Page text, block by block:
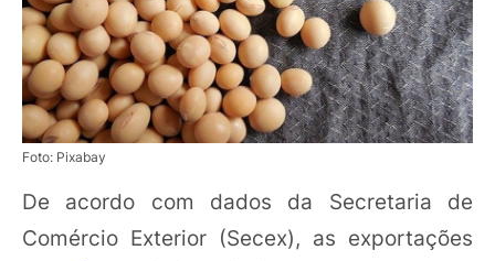
Foto: Pixabay
De acordo com dados da Secretaria de
Comércio Exterior (Secex), as exportações